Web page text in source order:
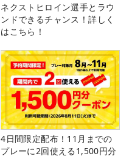
ネクストヒロイン選手とラウ
ンドできるチャンス！詳しく
はこちら！
4日間限定配布！11月までの
プレーに2回使える1,500円分